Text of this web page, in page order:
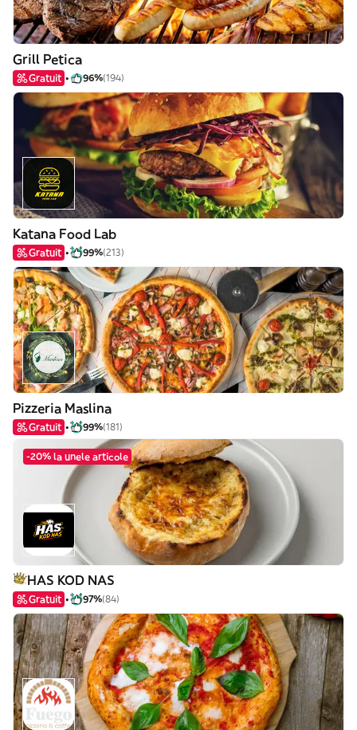
Grill Petica
Gratuit 96%(194)
Katana Food Lab
Gratuit 99%(213)
Pizzeria Maslina
Gratuit 99%(181)
-20% la unele articole
HAS KOD NAS
Gratuit 97%(84)